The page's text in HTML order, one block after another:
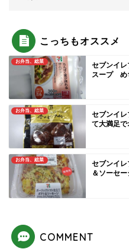
こっちもオススメ
お弁当、総菜
セブンイ
スープ め
お弁当、総菜
セブンイ
て大満足で
お弁当、総菜
セブンイ
＆ソーセ
COMMENT